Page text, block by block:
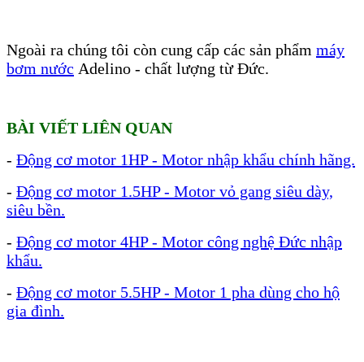
Ngoài ra chúng tôi còn cung cấp các sản phẩm máy
bơm nước Adelino - chất lượng từ Đức.
BÀI VIẾT LIÊN QUAN
- Động cơ motor 1HP - Motor nhập khẩu chính hãng.
- Động cơ motor 1.5HP - Motor vỏ gang siêu dày,
siêu bền.
- Động cơ motor 4HP - Motor công nghệ Đức nhập
khẩu.
- Động cơ motor 5.5HP - Motor 1 pha dùng cho hộ
gia đình.